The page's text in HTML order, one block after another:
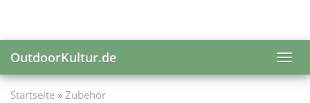
main
content
OutdoorKultur.de
Startseite Zubehör